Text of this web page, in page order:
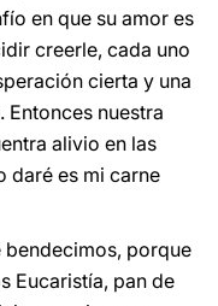
en que su amor es
creerle, cada uno
cierta y una
Entonces nuestra
alivio en las
daré es mi carne
bendecimos, porque
Eucaristía, pan de